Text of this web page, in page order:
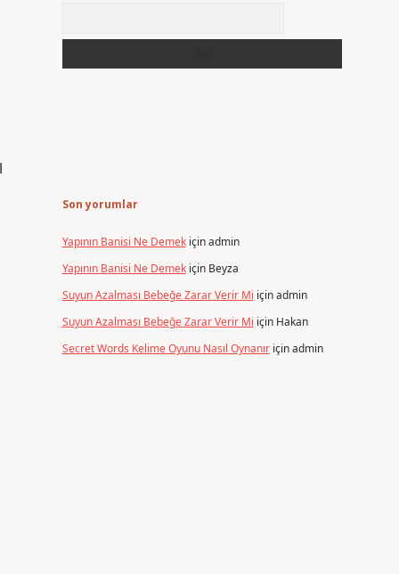
Son yorumlar
Yapının Banisi Ne Demekiçinadmin
Yapının Banisi Ne Demekiçin Beyza
Suyun Azalması Bebeğe Zarar Verir Mi içinadmin
Suyun Azalması Bebeğe Zarar Verir Mi için Hakan
Secret Words Kelime Oyunu Nasıl Oynanıriçinadmin